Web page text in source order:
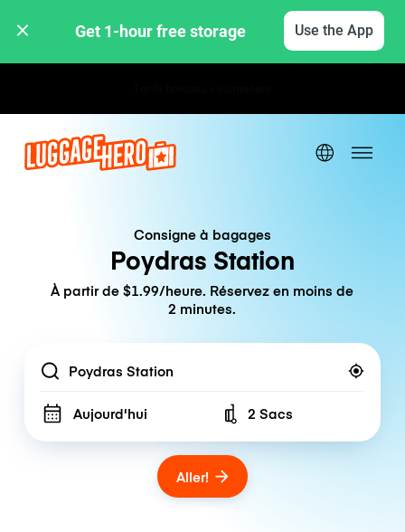
Get 1-hour free storage Use the App
Consigne à bagages
Poydras Station
À partir de $1.99/heure. Réservez en moins de
2 minutes.
Location
Aujourd'hui Number of bags
2 Sacs
Aller!